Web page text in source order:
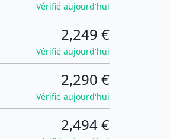
Vérifié aujourd'hui
2,249 €
Vérifié aujourd'hui
2,290 €
Vérifié aujourd'hui
2,494 €